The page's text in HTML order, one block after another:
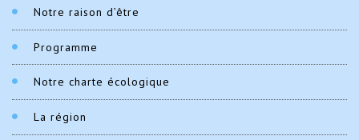
Notre raison d’être
Programme
Notre charte écologique
La région